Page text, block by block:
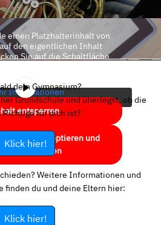
einen Platzhalterinhalt von
den eigentlichen Inhalt
Sie auf die Schaltfläche
Informationen
entsperren
Service akzeptieren und
entsperren
dein Gymnasium?
Grundschule und überlegst, ob die
Richtige für dich ist?
Klick hier!
Weitere Informationen und
finden du und deine Eltern hier:
Klick hier!